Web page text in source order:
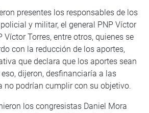
presentes los responsables de los
y militar, el general PNP Víctor
Víctor Torres, entre otros, quienes se
con la reducción de los aportes,
que declara que los aportes sean
dijeron, desfinanciaría a las
no podrían cumplir con su objetivo.
los congresistas Daniel Mora